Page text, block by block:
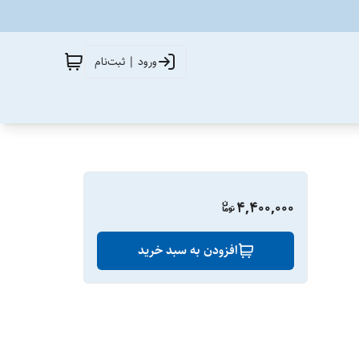
ورود | ثبت‌نام
4,400,000
افزودن به سبد خرید